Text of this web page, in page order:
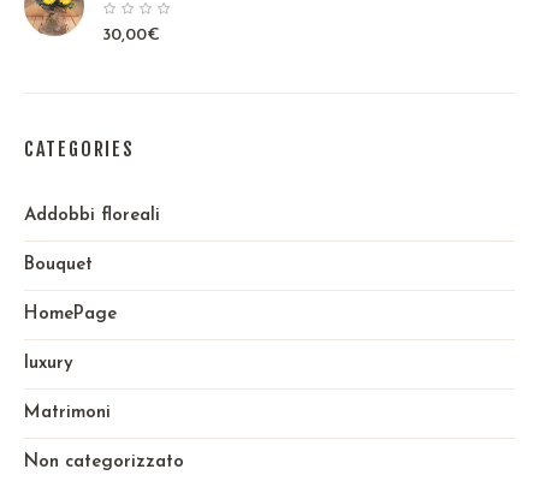
30,00€
CATEGORIES
Addobbi floreali
Bouquet
HomePage
luxury
Matrimoni
Non categorizzato